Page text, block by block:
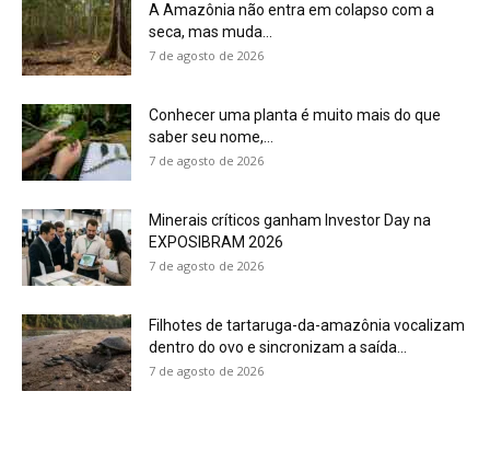
7 de agosto de 2026